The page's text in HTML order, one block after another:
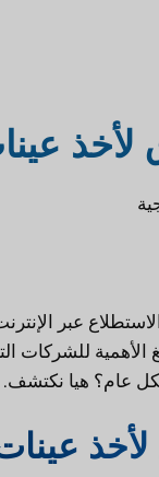
أبحاث سوق
عبر
الأهمية
عام؟ هيا نكتشف.